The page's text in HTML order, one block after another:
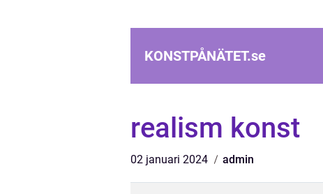
KONSTPÅNÄTET.se
realism konst
02 januari 2024 admin